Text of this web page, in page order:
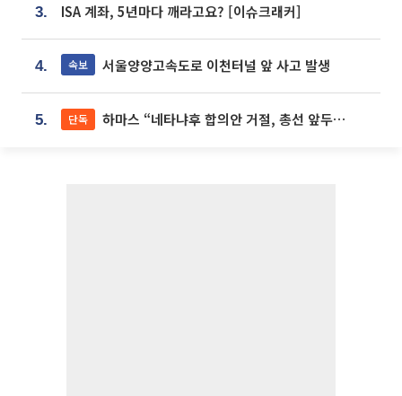
3. ISA 계좌, 5년마다 깨라고요? [이슈크래커]
4. 속보 서울양양고속도로 이천터널 앞 사고 발생
5. 단독 하마스 “네타냐후 합의안 거절, 총선 앞두고 시간 끌기”